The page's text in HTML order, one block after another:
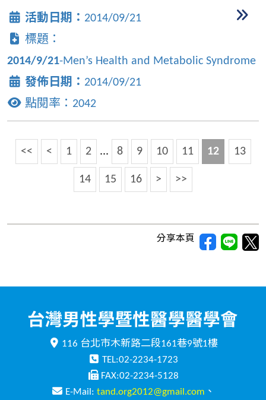
活動日期： 2014/09/21
標題：
2014/9/21-Men’s Health and Metabolic Syndrome
發佈日期： 2014/09/21
點閱率： 2042
<< < 1 2 ... 8 9 10 11 12 13
14 15 16 > >>
分享本頁
116 台北市木新路二段161巷9號1樓
TEL:02-2234-1723
FAX:02-2234-5128
E-Mail: tand.org2012@gmail.com 、